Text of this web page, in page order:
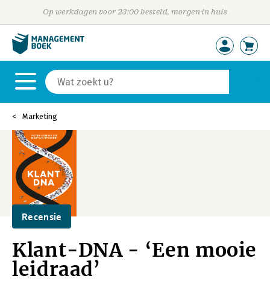
Op werkdagen voor 23:00 besteld, morgen in huis
Marketing
Recensie
Klant-DNA - ‘Een mooie
leidraad’